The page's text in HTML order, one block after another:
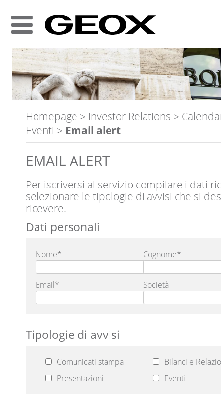
Homepage > Investor Relations >
Eventi > Email alert
EMAIL ALERT
Per iscriversi al servizio compilare i dati
selezionare le tipologie di avvisi che si
ricevere.
Dati personali
Nome* Cognome*
Email* Società
Tipologie di avvisi
Comunicati stampa
Bilanci e
Presentazioni
Eventi